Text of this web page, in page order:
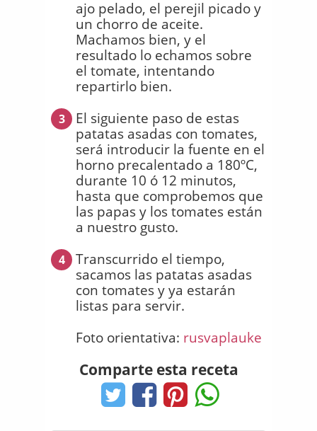
ajo pelado, el perejil picado y
un chorro de aceite.
Machamos bien, y el
resultado lo echamos sobre
el tomate, intentando
repartirlo bien.
3
El siguiente paso de estas
patatas asadas con tomates,
será introducir la fuente en el
horno precalentado a 180ºC,
durante 10 ó 12 minutos,
hasta que comprobemos que
las papas y los tomates están
a nuestro gusto.
4
Transcurrido el tiempo,
sacamos las patatas asadas
con tomates y ya estarán
listas para servir.
Foto orientativa: rusvaplauke
Comparte esta receta